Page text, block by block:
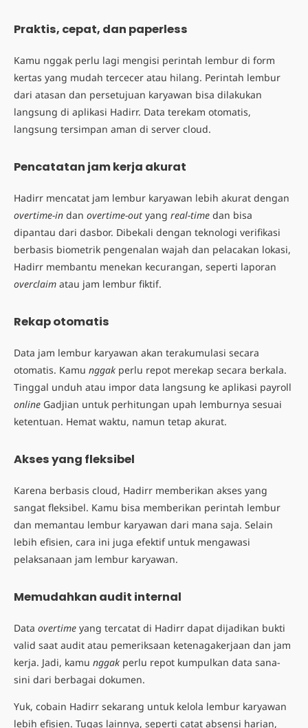
Praktis, cepat, dan paperless
Kamu nggak perlu lagi mengisi perintah lembur di form
kertas yang mudah tercecer atau hilang. Perintah lembur
dari atasan dan persetujuan karyawan bisa dilakukan
langsung di aplikasi Hadirr. Data terekam otomatis,
langsung tersimpan aman di server cloud.
Pencatatan jam kerja akurat
Hadirr mencatat jam lembur karyawan lebih akurat dengan
overtime-in dan overtime-out yang real-time dan bisa
dipantau dari dasbor. Dibekali dengan teknologi verifikasi
berbasis biometrik pengenalan wajah dan pelacakan lokasi,
Hadirr membantu menekan kecurangan, seperti laporan
overclaim atau jam lembur fiktif.
Rekap otomatis
Data jam lembur karyawan akan terakumulasi secara
otomatis. Kamu nggak perlu repot merekap secara berkala.
Tinggal unduh atau impor data langsung ke aplikasi payroll
online Gadjian untuk perhitungan upah lemburnya sesuai
ketentuan. Hemat waktu, namun tetap akurat.
Akses yang fleksibel
Karena berbasis cloud, Hadirr memberikan akses yang
sangat fleksibel. Kamu bisa memberikan perintah lembur
dan memantau lembur karyawan dari mana saja. Selain
lebih efisien, cara ini juga efektif untuk mengawasi
pelaksanaan jam lembur karyawan.
Memudahkan audit internal
Data overtime yang tercatat di Hadirr dapat dijadikan bukti
valid saat audit atau pemeriksaan ketenagakerjaan dan jam
kerja. Jadi, kamu nggak perlu repot kumpulkan data sana-
sini dari berbagai dokumen.
Yuk, cobain Hadirr sekarang untuk kelola lembur karyawan
lebih efisien. Tugas lainnya, seperti catat absensi harian,